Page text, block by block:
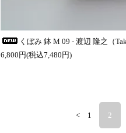
くぼみ 鉢 M 09 - 渡辺 隆之（
6,800円(税込7,480円)
< 1 2